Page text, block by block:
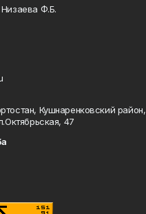
Ф.Б.
Кушнаренковский район,
47